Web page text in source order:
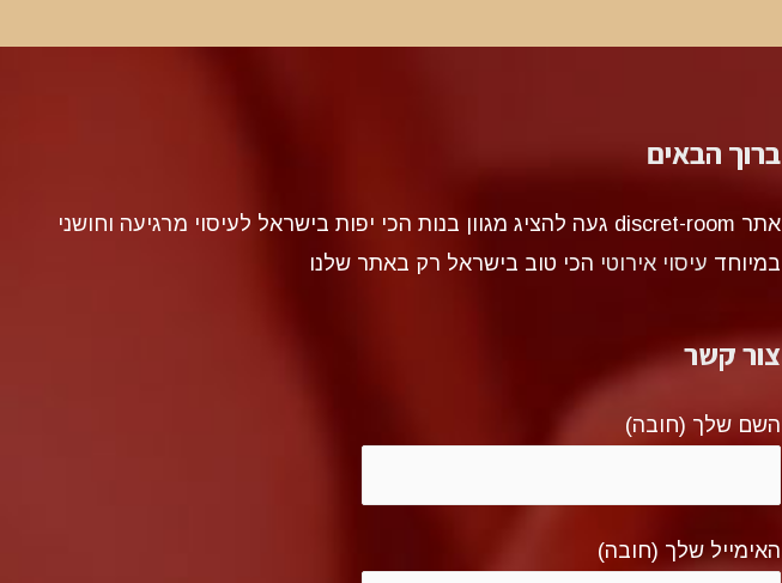
ברוך הבאים
אתר discret-room געה להציג מגוון בנות הכי יפות בישראל לעיסוי מרגיעה וחושני
במיוחד עיסוי אירוטי הכי טוב בישראל רק באתר שלנו
צור קשר
השם שלך (חובה)
האימייל שלך (חובה)